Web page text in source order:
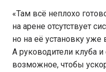
«Там всё неплохо
на арене отсутствует
но на её установку
А руководители клуба
возможное, чтобы